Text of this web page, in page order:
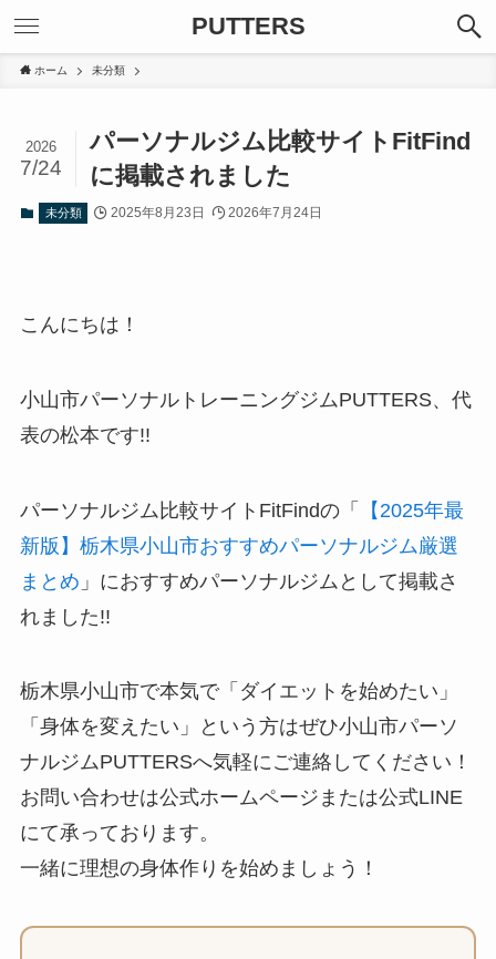
PUTTERS
ホーム 未分類
パーソナルジム比較サイトFitFind
に掲載されました
2026
7/24
未分類 2025年8月23日 2026年7月24日
こんにちは！
小山市パーソナルトレーニングジムPUTTERS、代
表の松本です!!
パーソナルジム比較サイトFitFindの「
【2025年最
新版】栃木県小山市おすすめパーソナルジム厳選
まとめ 」におすすめパーソナルジムとして掲載さ
れました!!
栃木県小山市で本気で「ダイエットを始めたい」
「身体を変えたい」という方はぜひ小山市パーソ
ナルジムPUTTERSへ気軽にご連絡してください！
お問い合わせは公式ホームページまたは公式LINE
にて承っております。
一緒に理想の身体作りを始めましょう！